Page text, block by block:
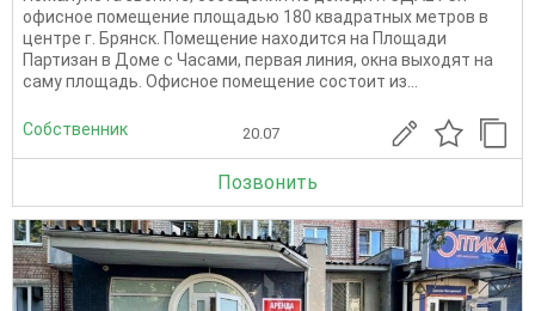
офисное помещение площадью 180 квадратных метров в
центре г. Брянск. Помещение находится на Площади
Партизан в Доме с Часами, первая линия, окна выходят на
саму площадь. Офисное помещение состоит из...
Собственник 20.07
Позвонить